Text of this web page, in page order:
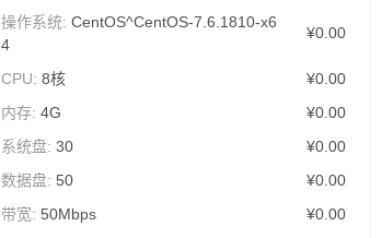
操作系统: CentOS^CentOS-7.6.1810-x6
4
¥0.00
CPU: 8核
¥0.00
内存: 4G
¥0.00
系统盘: 30
¥0.00
数据盘: 50
¥0.00
带宽: 50Mbps
¥0.00